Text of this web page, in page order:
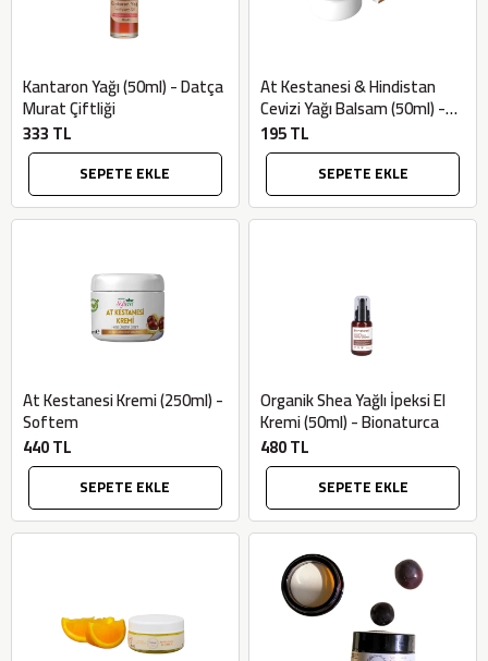
Kantaron Yağı (50ml) - Datça
Murat Çiftliği
333 TL
SEPETE EKLE
At Kestanesi & Hindistan
Cevizi Yağı Balsam (50ml) -
Softem
195 TL
SEPETE EKLE
At Kestanesi Kremi (250ml) -
Softem
440 TL
SEPETE EKLE
Organik Shea Yağlı İpeksi El
Kremi (50ml) - Bionaturca
480 TL
SEPETE EKLE